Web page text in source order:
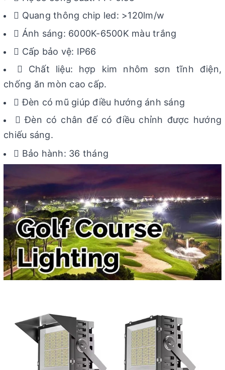
 Quang thông chip led: >120lm/w
 Ánh sáng: 6000K-6500K màu trắng
 Cấp bảo vệ: IP66
 Chất liệu: hợp kim nhôm sơn tĩnh điện,
chống ăn mòn cao cấp.
 Đèn có mũ giúp điều hướng ánh sáng
 Đèn có chân đế có điều chỉnh được hướng
chiếu sáng.
 Bảo hành: 36 tháng